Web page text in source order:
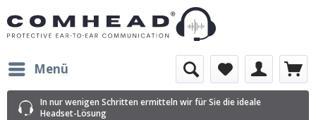
Menü
In nur wenigen Schritten ermitteln wir für Sie die ideale
Headset-Lösung